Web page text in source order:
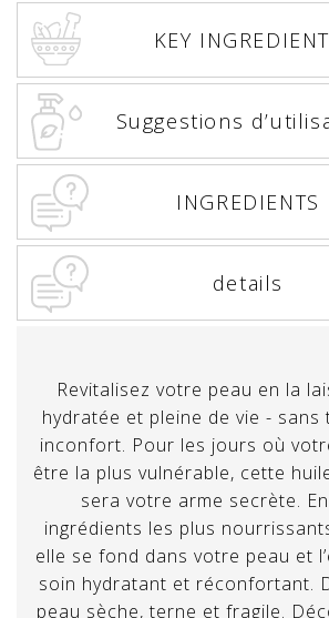
KEY
Suggestions
INGREDIENTS
details
Revitalisez votre peau en la
hydratée et pleine de vie - sans
inconfort. Pour les jours où
être la plus vulnérable, cette
sera votre arme secrète.
ingrédients les plus
elle se fond dans votre peau et
soin hydratant et réconfortant.
peau sèche, terne et fragile.